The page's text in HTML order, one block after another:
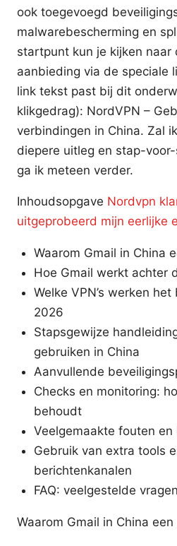
ook toegevoegd
malwarebescherming en
startpunt kun je kijken naar
aanbieding via de speciale
link tekst past bij dit
klikgedrag): NordVPN –
verbindingen in China. Zal
diepere uitleg en stap-
ga ik meteen verder.
Inhoudsopgave Nordvpn
uitgeprobeerd mijn eerlijke
Waarom Gmail in China
Hoe Gmail werkt achter
Welke VPN’s werken
2026
Stapsgewijze
gebruiken in China
Aanvullende
Checks en monitoring:
behoudt
Veelgemaakte fouten
Gebruik van extra tools
berichtenkanalen
FAQ: veelgestelde
Waarom Gmail in China